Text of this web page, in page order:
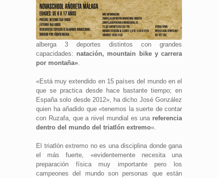
alberga 3 deportes distintos con grandes
capacidades: natación, mountain bike y carrera
por montaña»
«Está muy extendido en 15 países del mundo en el
que se practica desde hace bastante tiempo; en
España solo desde 2012», ha dicho José González
quien ha añadido que «tenemos la suerte de contar
con Ruzafa, que a nivel mundial es una referencia
dentro del mundo del triatlón extremo«.
El triatlón extremo no es una disciplina donde gana
el más fuerte, «evidentemente necesita una
preparación física muy importante pero los
campeones del mundo son personas que están